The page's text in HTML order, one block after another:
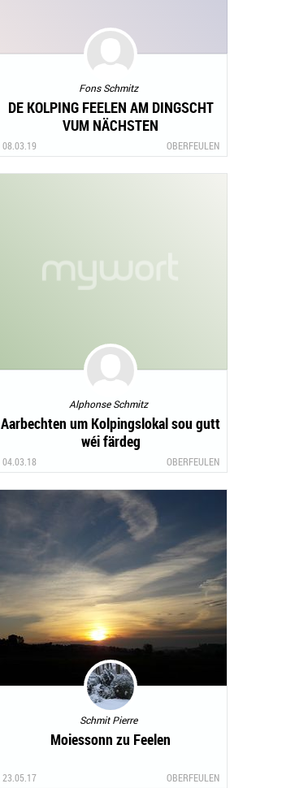
Fons Schmitz
DE KOLPING FEELEN AM DINGSCHT
VUM NÄCHSTEN
08.03.19 OBERFEULEN
Alphonse Schmitz
Aarbechten um Kolpingslokal sou gutt
wéi färdeg
04.03.18 OBERFEULEN
Schmit Pierre
Moiessonn zu Feelen
23.05.17 OBERFEULEN